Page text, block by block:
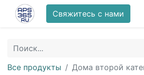
Свяжитесь с нами
Все продукты Дома второй